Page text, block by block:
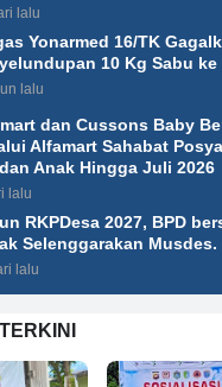
lalu
Yonarmed 16/TK
10 Kg Sabu ke
lalu
dan Cussons Baby
Alfamart Sahabat
Anak Hingga Juli 2026
lalu
RKPDesa 2027, BPD
Selenggarakan Musdes.
lalu